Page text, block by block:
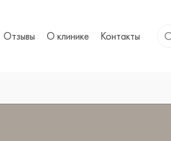
Отзывы О клинике Контакты